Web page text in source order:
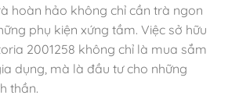
hoàn hảo không chỉ cần trà ngon
phụ kiện xứng tầm. Việc sở hữu
2001258 không chỉ là mua sắm
dụng, mà là đầu tư cho những
thần.